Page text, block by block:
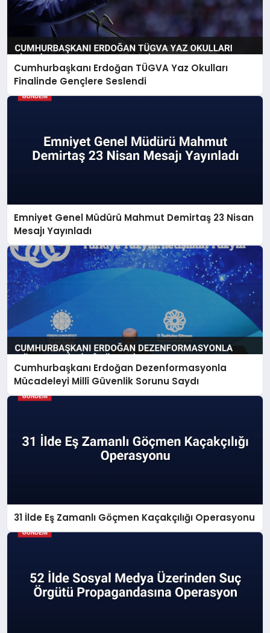
Cumhurbaşkanı Erdoğan TÜGVA Yaz Okulları
Finalinde Gençlere Seslendi
Emniyet Genel Müdürü Mahmut Demirtaş 23 Nisan
Mesajı Yayınladı
Cumhurbaşkanı Erdoğan Dezenformasyonla
Mücadeleyi Millî Güvenlik Sorunu Saydı
31 İlde Eş Zamanlı Göçmen Kaçakçılığı Operasyonu